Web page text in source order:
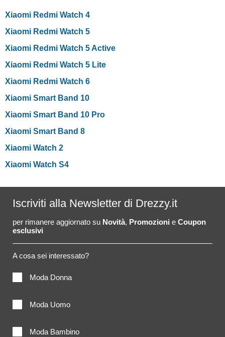
Xiaomi Redmi Watch 4
Xiaomi Redmi Watch 5
Xiaomi Redmi Watch 5 Active
Xiaomi Redmi Watch 5 Lite
Xiaomi Redmi Watch 6
Xiaomi Smart Band 10
Xiaomi Smart Band 10 Pro
Xiaomi Smart Band 8
Xiaomi Watch 2
Xiaomi Watch S4
Iscriviti alla Newsletter di Drezzy.it
per rimanere aggiornato su Novità, Promozioni e Coupon
esclusivi
A cosa sei interessato?
Moda Donna
Moda Uomo
Moda Bambino